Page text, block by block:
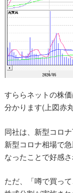
すららネットの株
分かります(上図赤丸
同社は、新型コロ
新型コロナ相場で
なったことで好感
ただ、「噂で買っ